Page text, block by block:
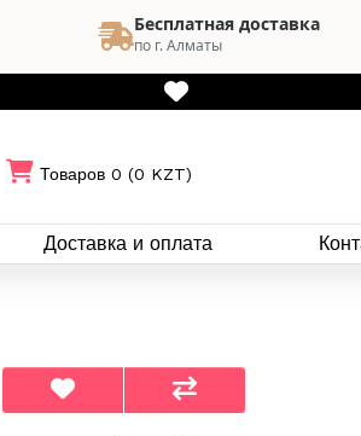
Бесплатная доставка
по г. Алматы
Товаров 0 (0 KZT)
Доставка и оплата